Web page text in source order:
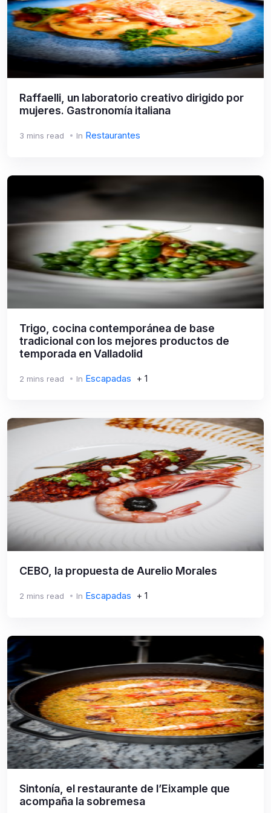
Raffaelli, un laboratorio creativo dirigido por
mujeres. Gastronomía italiana
3 mins read In Restaurantes
Trigo, cocina contemporánea de base
tradicional con los mejores productos de
temporada en Valladolid
2 mins read In Escapadas + 1
CEBO, la propuesta de Aurelio Morales
2 mins read In Escapadas + 1
Sintonía, el restaurante de l’Eixample que
acompaña la sobremesa